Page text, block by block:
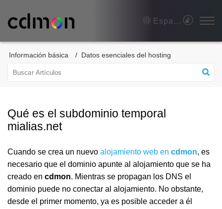
Español (España)
Información básica Datos esenciales del hosting
Qué es el subdominio temporal
mialias.net
Cuando se crea un nuevo alojamiento web en cdmon, es
necesario que el dominio apunte al alojamiento que se ha
creado en cdmon. Mientras se propagan los DNS el
dominio puede no conectar al alojamiento. No obstante,
desde el primer momento, ya es posible acceder a él